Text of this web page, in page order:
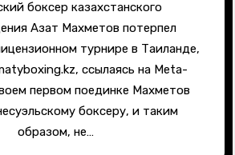
Азат Махметов потерпел
турнире в Таиланде,
ссылаясь на Meta-
первом поединке Махметов
боксеру, и таким
образом, не…